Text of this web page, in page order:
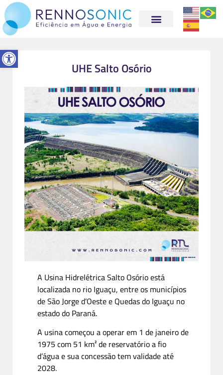
Abrir a barra de ferramentas
UHE Salto Osório
A Usina Hidrelétrica Salto Osório está
localizada no rio Iguaçu, entre os municípios
de São Jorge d’Oeste e Quedas do Iguaçu no
estado do Paraná.
A usina começou a operar em 1 de janeiro de
1975 com 51 km² de reservatório a fio
d’água e sua concessão tem validade até
2028.